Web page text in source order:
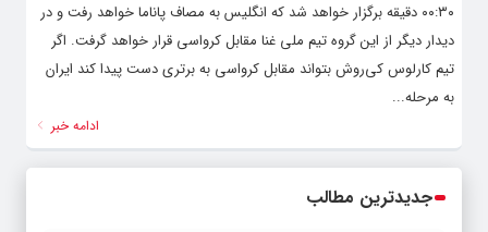
۰۰:۳۰ دقیقه برگزار خواهد شد که انگلیس به مصاف پاناما خواهد رفت و در
دیدار دیگر از این گروه تیم ملی غنا مقابل کرواسی قرار خواهد گرفت. اگر
تیم کارلوس کی‌روش بتواند مقابل کرواسی به برتری دست پیدا کند ایران
به مرحله...
ادامه خبر
جدیدترین مطالب